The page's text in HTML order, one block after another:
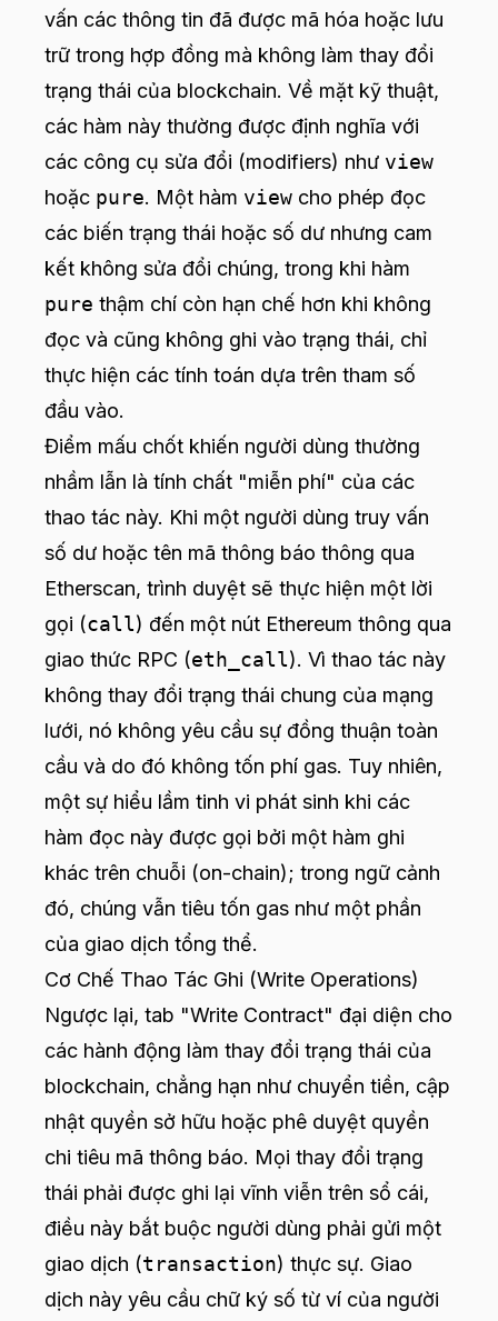
vấn các thông tin đã được mã hóa hoặc lưu
trữ trong hợp đồng mà không làm thay đổi
trạng thái của blockchain. Về mặt kỹ thuật,
các hàm này thường được định nghĩa với
các công cụ sửa đổi (modifiers) như view
hoặc pure. Một hàm view cho phép đọc
các biến trạng thái hoặc số dư nhưng cam
kết không sửa đổi chúng, trong khi hàm
pure thậm chí còn hạn chế hơn khi không
đọc và cũng không ghi vào trạng thái, chỉ
thực hiện các tính toán dựa trên tham số
đầu vào.
Điểm mấu chốt khiến người dùng thường
nhầm lẫn là tính chất "miễn phí" của các
thao tác này. Khi một người dùng truy vấn
số dư hoặc tên mã thông báo thông qua
Etherscan, trình duyệt sẽ thực hiện một lời
gọi (call) đến một nút Ethereum thông qua
giao thức RPC (eth_call). Vì thao tác này
không thay đổi trạng thái chung của mạng
lưới, nó không yêu cầu sự đồng thuận toàn
cầu và do đó không tốn phí gas. Tuy nhiên,
một sự hiểu lầm tinh vi phát sinh khi các
hàm đọc này được gọi bởi một hàm ghi
khác trên chuỗi (on-chain); trong ngữ cảnh
đó, chúng vẫn tiêu tốn gas như một phần
của giao dịch tổng thể.
Cơ Chế Thao Tác Ghi (Write Operations)
Ngược lại, tab "Write Contract" đại diện cho
các hành động làm thay đổi trạng thái của
blockchain, chẳng hạn như chuyển tiền, cập
nhật quyền sở hữu hoặc phê duyệt quyền
chi tiêu mã thông báo. Mọi thay đổi trạng
thái phải được ghi lại vĩnh viễn trên sổ cái,
điều này bắt buộc người dùng phải gửi một
giao dịch (transaction) thực sự. Giao
dịch này yêu cầu chữ ký số từ ví của người